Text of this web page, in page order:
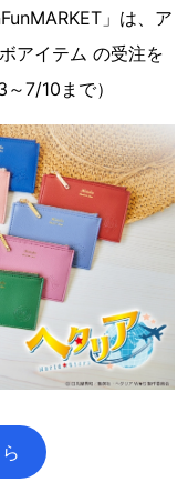
」は、ア
アイテム の受注を
7/10まで）